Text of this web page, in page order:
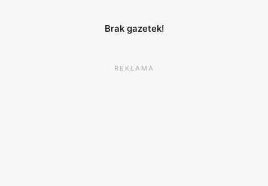
McDonald'sangażuje się również w
pozytywny wizerunek i zdobywa coraz większe grono
Brak gazetek!
REKLAMA